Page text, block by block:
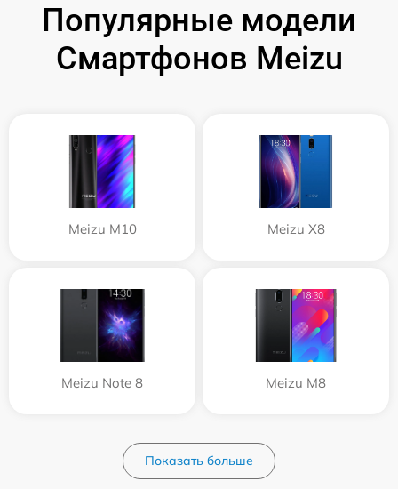
Популярные модели
Смартфонов Meizu
Meizu M10 Meizu X8
Meizu Note 8 Meizu M8
Показать больше